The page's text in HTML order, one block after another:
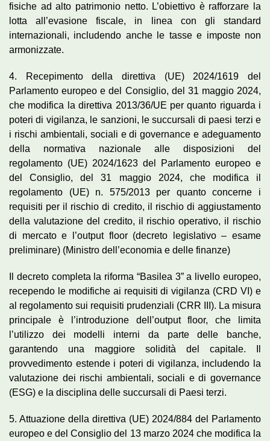
fisiche ad alto patrimonio netto. L’obiettivo è rafforzare la
lotta all’evasione fiscale, in linea con gli standard
internazionali, includendo anche le tasse e imposte non
armonizzate.
4. Recepimento della direttiva (UE) 2024/1619 del
Parlamento europeo e del Consiglio, del 31 maggio 2024,
che modifica la direttiva 2013/36/UE per quanto riguarda i
poteri di vigilanza, le sanzioni, le succursali di paesi terzi e
i rischi ambientali, sociali e di governance e adeguamento
della normativa nazionale alle disposizioni del
regolamento (UE) 2024/1623 del Parlamento europeo e
del Consiglio, del 31 maggio 2024, che modifica il
regolamento (UE) n. 575/2013 per quanto concerne i
requisiti per il rischio di credito, il rischio di aggiustamento
della valutazione del credito, il rischio operativo, il rischio
di mercato e l’output floor (decreto legislativo – esame
preliminare) (Ministro dell’economia e delle finanze)
Il decreto completa la riforma “Basilea 3” a livello europeo,
recependo le modifiche ai requisiti di vigilanza (CRD VI) e
al regolamento sui requisiti prudenziali (CRR III). La misura
principale è l’introduzione dell’output floor, che limita
l’utilizzo dei modelli interni da parte delle banche,
garantendo una maggiore solidità del capitale. Il
provvedimento estende i poteri di vigilanza, includendo la
valutazione dei rischi ambientali, sociali e di governance
(ESG) e la disciplina delle succursali di Paesi terzi.
5. Attuazione della direttiva (UE) 2024/884 del Parlamento
europeo e del Consiglio del 13 marzo 2024 che modifica la